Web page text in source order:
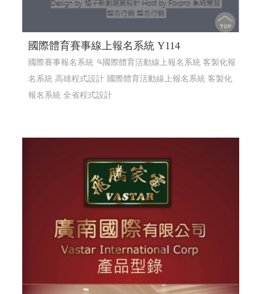
國際體育賽事線上報名系統 Y114
國際賽事報名系統
國際體育活動線上報名系統 客製化報
名系統 高雄程式設計 國際體育活動線上報名系統 客製化
報名系統 全省程式設計